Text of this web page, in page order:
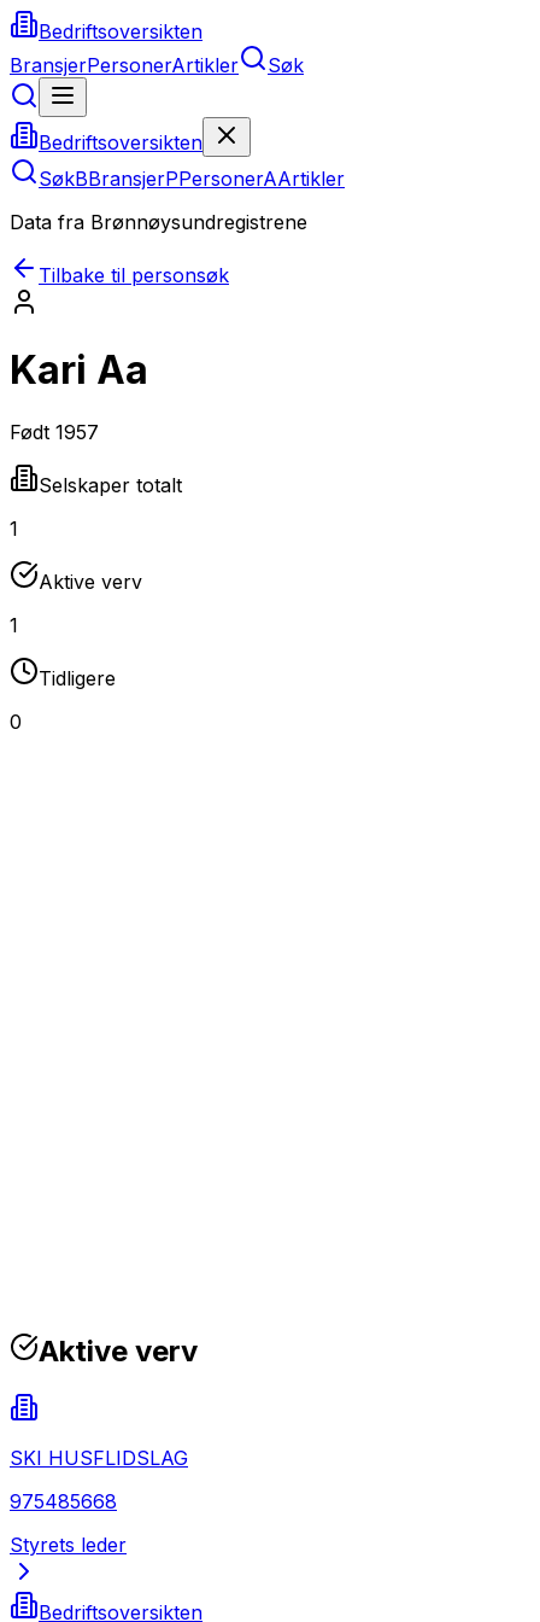
Bedriftsoversikten
BransjerPersonerArtikler Søk
Bedriftsoversikten
SøkBBransjerPPersonerAArtikler
Data fra Brønnøysundregistrene
Tilbake til personsøk
Kari Aa
Født 1957
Selskaper totalt
1
Aktive verv
1
Tidligere
0
Aktive verv
SKI HUSFLIDSLAG
975485668
Styrets leder
Bedriftsoversikten